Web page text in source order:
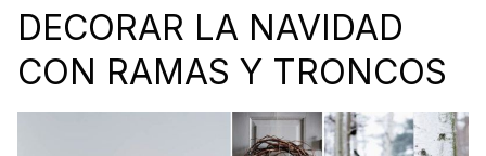
DECORAR LA NAVIDAD
CON RAMAS Y TRONCOS